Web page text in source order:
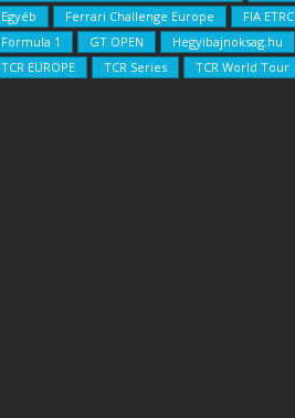
Egyéb
Ferrari Challenge Europe
FIA ETRC
Formula 1
GT OPEN
Hegyibajnoksag.hu
TCR EUROPE
TCR Series TCR World Tour